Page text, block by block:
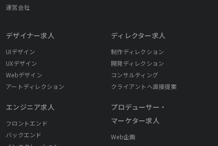
運営会社
デザイナー求人
UIデザイン
UXデザイン
Webデザイン
アートディレクション
エンジニア求人
フロントエンド
バックエンド
ディレクター求人
制作ディレクション
開発ディレクション
コンサルティング
クライアントへ直接提案
プロデューサー・
マーケター求人
Web企画